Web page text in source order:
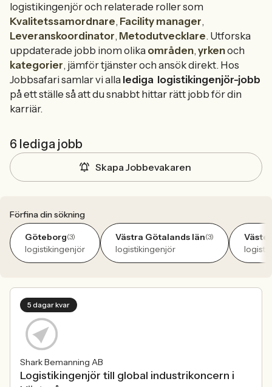
logistikingenjör och relaterade roller som
Kvalitetssamordnare, Facility manager,
Leveranskoordinator, Metodutvecklare. Utforska
uppdaterade jobb inom olika områden,yrkenoch
kategorier, jämför tjänster och ansök direkt. Hos
Jobbsafari samlar vi alla lediga logistikingenjör-jobb
på ett ställe så att du snabbt hittar rätt jobb för din
karriär.
6 lediga jobb
Skapa Jobbevakaren
Förfina din sökning
Göteborg(3)
logistikingenjör
Västra Götalands län(3)
logistikingenjör
5 dagar kvar
Shark Bemanning AB
Logistikingenjör till global industrikoncern i